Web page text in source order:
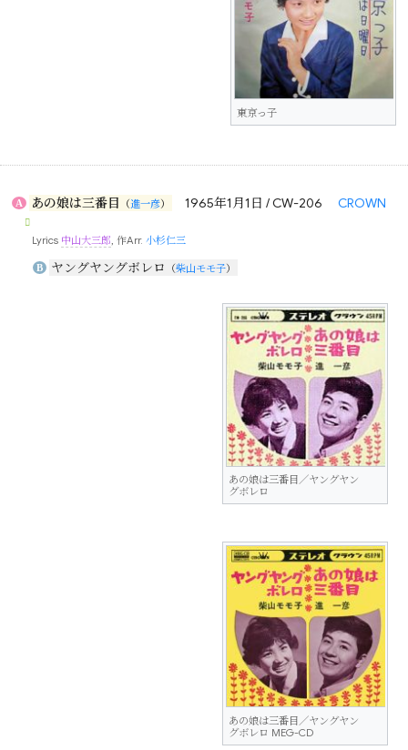
東京っ子
A あの娘は三番目 （進一彦） 1965年1月1日 / CW-206 CROWN
Lyrics 中山大三郎 , 作Arr.小杉仁三
B ヤングヤングボレロ （柴山モモ子）
あの娘は三番目／ヤングヤン
グボレロ
あの娘は三番目／ヤングヤン
グボレロ MEG-CD